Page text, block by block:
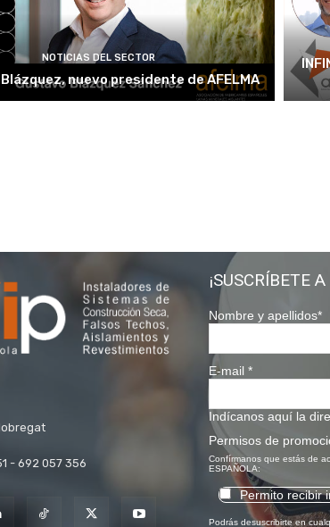
NOTICIAS DEL SECTOR
nuevo presidente de AFELMA
36
- 692 057 356
¡SUSCRÍBETE
Nombre y apellidos*
E-mail*
Indícanos aquí la
Permisos de
Confírmanos que estás de
ESPAÑOLA:
Permito recibir
Podrás desuscribirte en